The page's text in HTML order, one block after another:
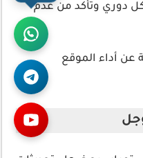
دوري وتأكد من عدم
عن أداء الموقع